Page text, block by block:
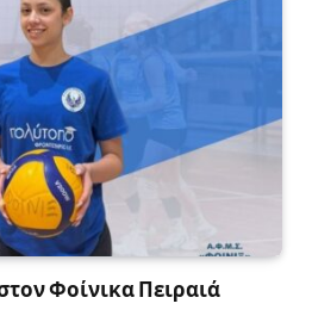
Φοίνικα Πειραιά